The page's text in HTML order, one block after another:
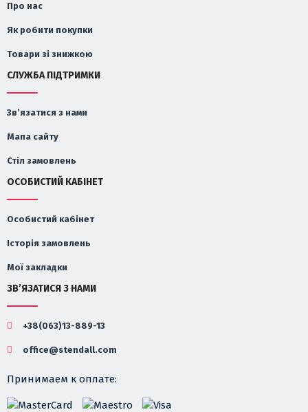
Про нас
Як робити покупки
Товари зі знижкою
СЛУЖБА ПІДТРИМКИ
Зв’язатися з нами
Мапа сайту
Стіл замовлень
ОСОБИСТИЙ КАБІНЕТ
Особистий кабінет
Історія замовлень
Мої закладки
ЗВ’ЯЗАТИСЯ З НАМИ
+38(063)13-889-13
office@stendall.com
Принимаем к оплате: